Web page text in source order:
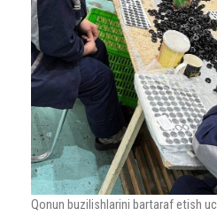
Qonun buzilishlarini bartaraf etish